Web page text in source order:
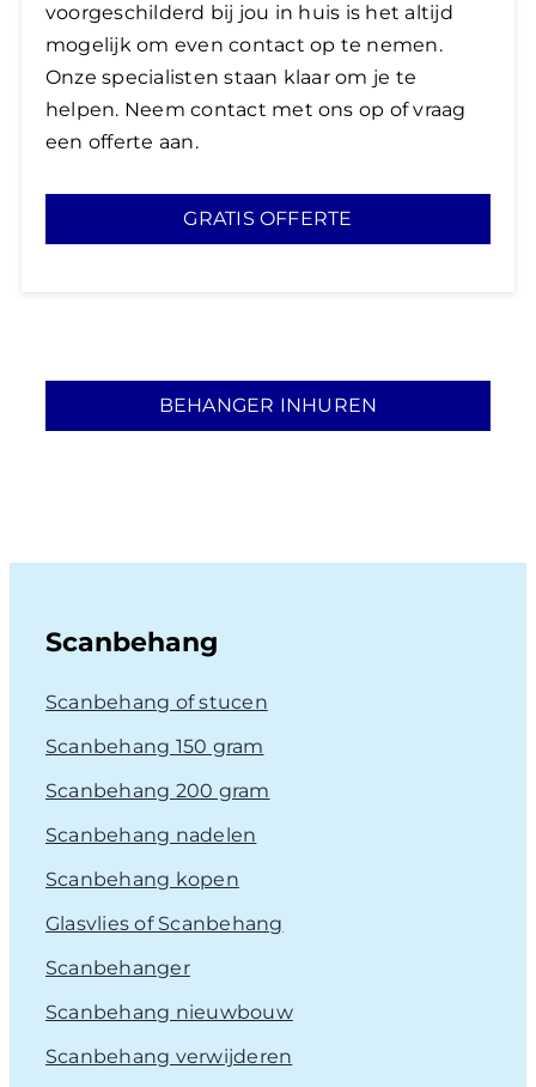
voorgeschilderd bij jou in huis is het altijd
mogelijk om even contact op te nemen.
Onze specialisten staan klaar om je te
helpen. Neem contact met ons op of vraag
een offerte aan.
GRATIS OFFERTE
BEHANGER INHUREN
Scanbehang
Scanbehang of stucen
Scanbehang 150 gram
Scanbehang 200 gram
Scanbehang nadelen
Scanbehang kopen
Glasvlies of Scanbehang
Scanbehanger
Scanbehang nieuwbouw
Scanbehang verwijderen